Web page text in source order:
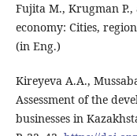
Fujita M., Krugman P.,
economy: Cities,
(in Eng.)
Kireyeva A.A.,
Assessment of the
businesses in